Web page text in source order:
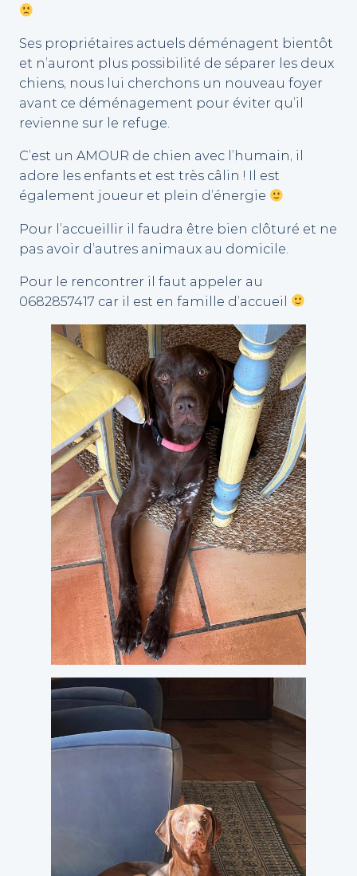
Ses propriétaires actuels déménagent bientôt
et n’auront plus possibilité de séparer les deux
chiens, nous lui cherchons un nouveau foyer
avant ce déménagement pour éviter qu’il
revienne sur le refuge.
C’est un AMOUR de chien avec l’humain, il
adore les enfants et est très câlin ! Il est
également joueur et plein d’énergie
Pour l’accueillir il faudra être bien clôturé et ne
pas avoir d’autres animaux au domicile.
Pour le rencontrer il faut appeler au
0682857417 car il est en famille d’accueil